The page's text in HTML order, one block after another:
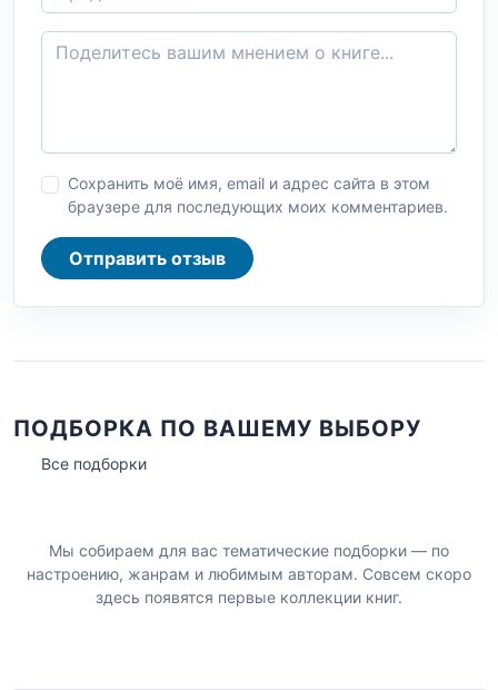
Сохранить моё имя, email и адрес сайта в этом
браузере для последующих моих комментариев.
Отправить отзыв
ПОДБОРКА ПО ВАШЕМУ ВЫБОРУ
Все подборки
Мы собираем для вас тематические подборки — по
настроению, жанрам и любимым авторам. Совсем скоро
здесь появятся первые коллекции книг.